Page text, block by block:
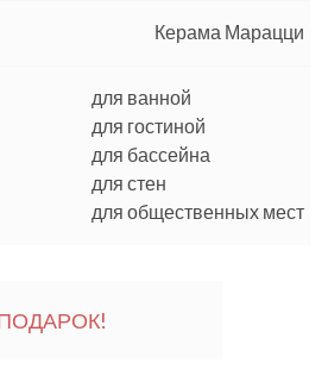
Керама Марацци
для ванной
для гостиной
для бассейна
для стен
для общественных мест